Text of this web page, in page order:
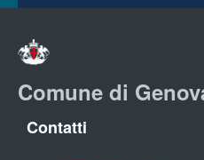
Comune di
Contatti